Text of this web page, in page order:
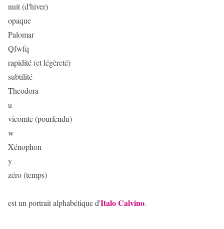
nuit (d'hiver)
opaque
Palomar
Qfwfq
rapidité (et légèreté)
subtilité
Theodora
u
vicomte (pourfendu)
w
Xénophon
y
zéro (temps)
est un portrait alphabétique d'Italo Calvino.